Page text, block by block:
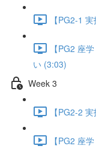
【PG2-1
【PG2 座
い (3:03)
Week 3
【PG2-2
【PG2 座